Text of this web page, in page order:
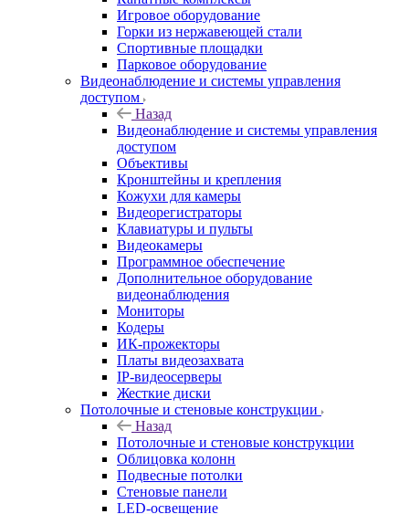
Игровое оборудование
Горки из нержавеющей стали
Спортивные площадки
Парковое оборудование
Видеонаблюдение и системы управления
доступом
Назад
Видеонаблюдение и системы управления
доступом
Объективы
Кронштейны и крепления
Кожухи для камеры
Видеорегистраторы
Клавиатуры и пульты
Видеокамеры
Программное обеспечение
Дополнительное оборудование
видеонаблюдения
Мониторы
Кодеры
ИК-прожекторы
Платы видеозахвата
IP-видеосерверы
Жесткие диски
Потолочные и стеновые конструкции
Назад
Потолочные и стеновые конструкции
Облицовка колонн
Подвесные потолки
Стеновые панели
LED-освещение